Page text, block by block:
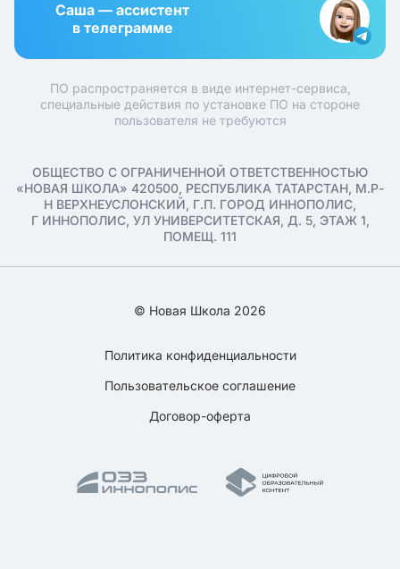
Саша — ассистент
в телеграмме
ПО распространяется в виде интернет-сервиса,
специальные действия по установке ПО на стороне
пользователя не требуются
ОБЩЕСТВО С ОГРАНИЧЕННОЙ ОТВЕТСТВЕННОСТЬЮ
«НОВАЯ ШКОЛА» 420500, РЕСПУБЛИКА ТАТАРСТАН, М.Р-
Н ВЕРХНЕУСЛОНСКИЙ, Г.П. ГОРОД ИННОПОЛИС,
Г ИННОПОЛИС, УЛ УНИВЕРСИТЕТСКАЯ, Д. 5, ЭТАЖ 1,
ПОМЕЩ. 111
© Новая Школа 2026
Политика конфиденциальности
Пользовательское соглашение
Договор-оферта